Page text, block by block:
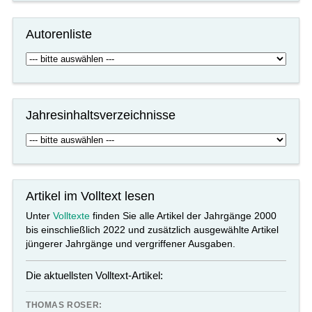
Autorenliste
Jahresinhaltsverzeichnisse
Artikel im Volltext lesen
UnterVolltexte finden Sie alle Artikel der Jahrgänge 2000
bis einschließlich 2022 und zusätzlich ausgewählte Artikel
jüngerer Jahrgänge und vergriffener Ausgaben.
Die aktuellsten Volltext-Artikel:
THOMAS ROSER: